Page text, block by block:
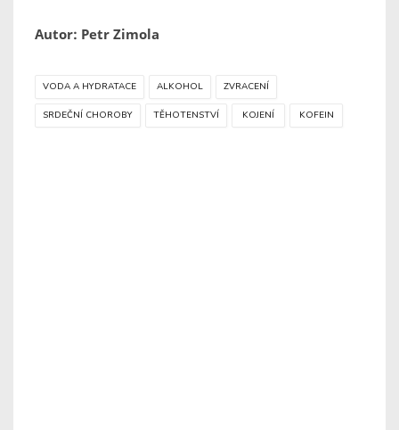
Autor: Petr Zimola
VODA A HYDRATACE ALKOHOL ZVRACENÍ
SRDEČNÍ CHOROBY TĚHOTENSTVÍ KOJENÍ KOFEIN